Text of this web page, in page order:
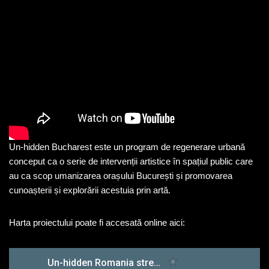
Un-hidden Bucharest este un program de regenerare urbană
conceput ca o serie de intervenții artistice în spațiul public care
au ca scop umanizarea orașului București și promovarea
cunoașterii și explorării acestuia prin artă.
Harta proiectului poate fi accesată online aici: